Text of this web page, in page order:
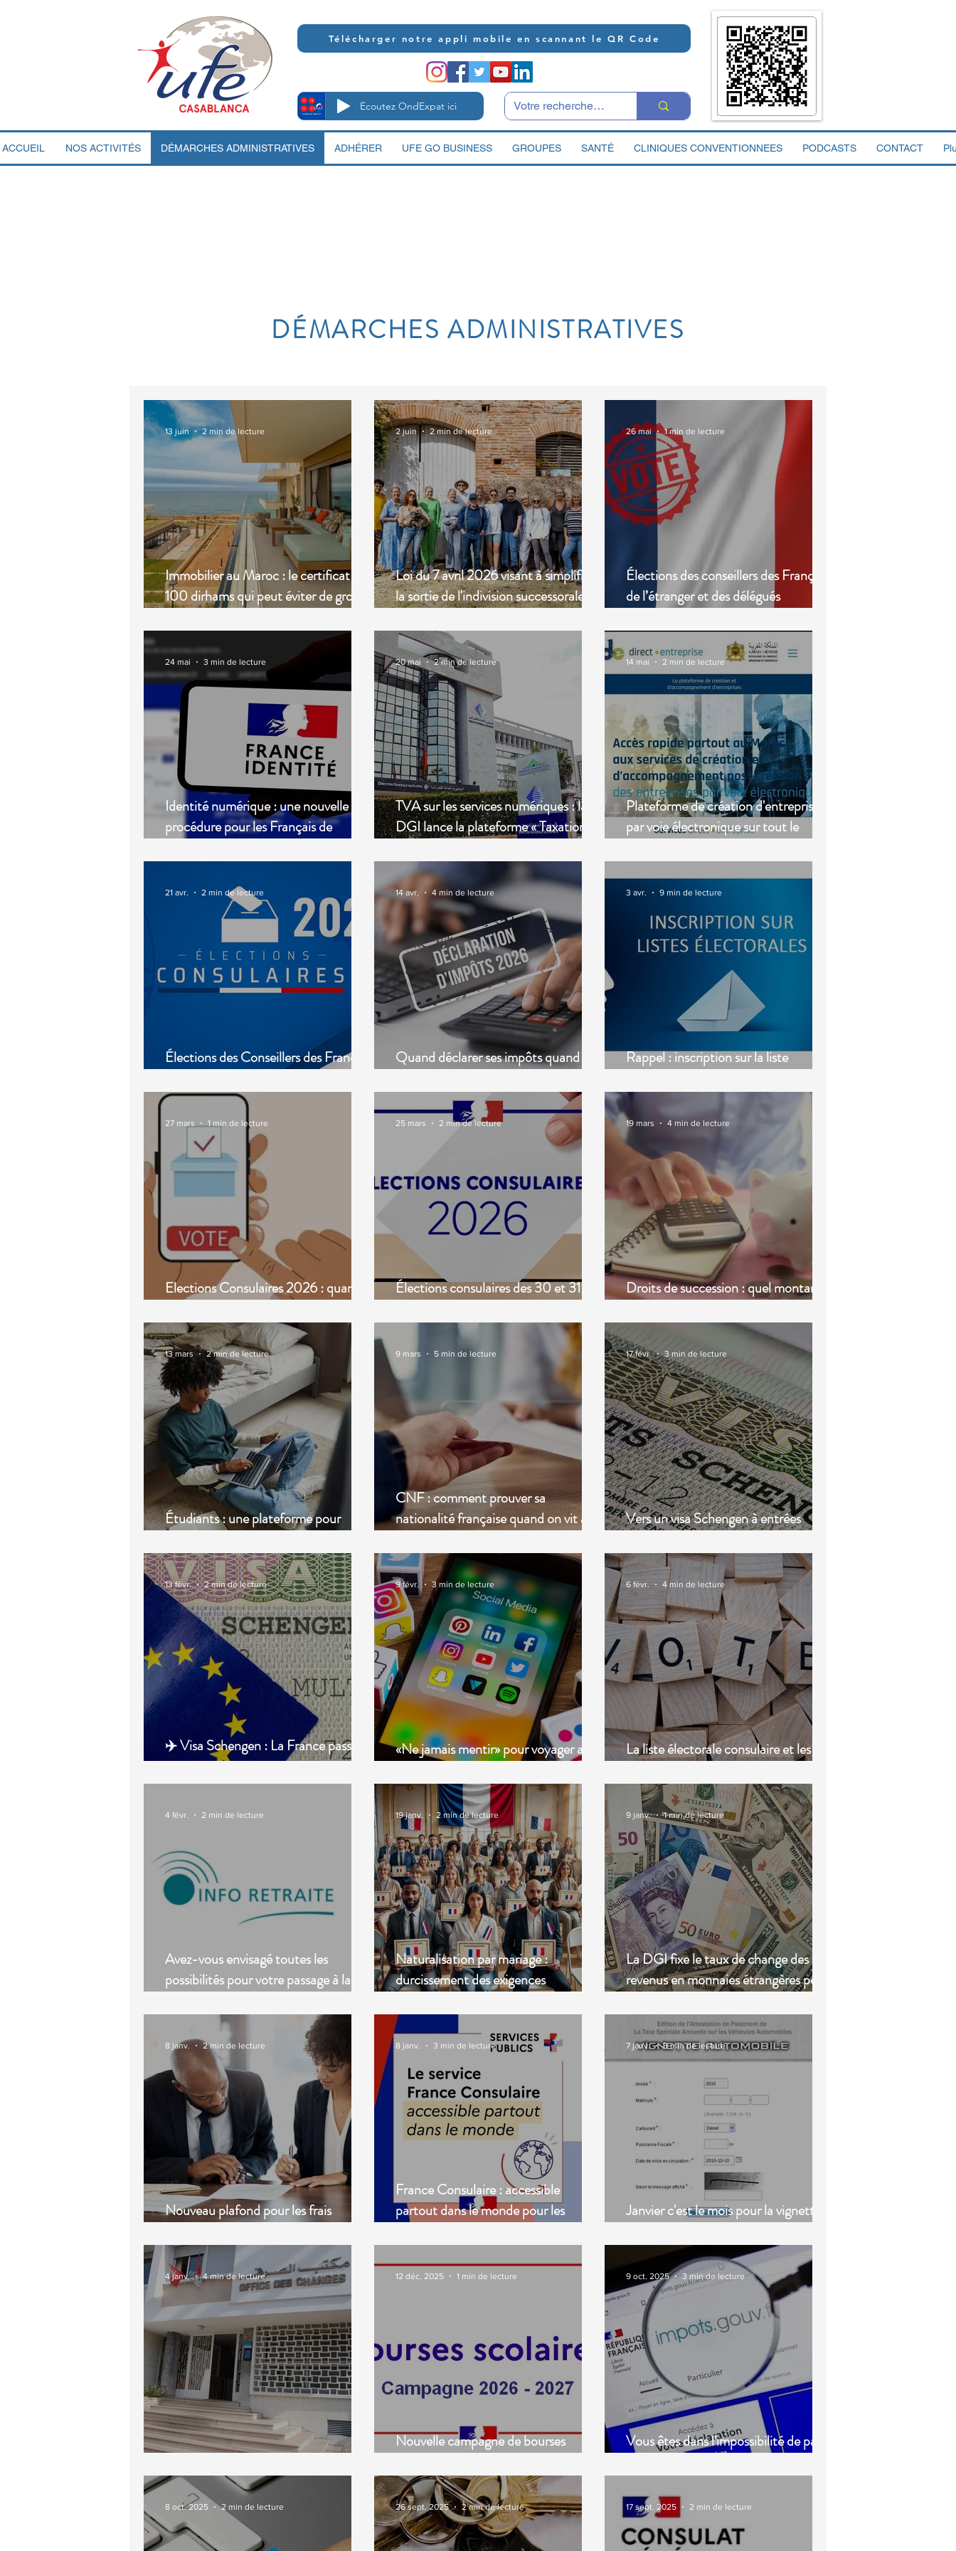
Télécharger notre appli mobile en scannant le QR Code
Écoutez OndExpat ici
ACCUEIL NOS ACTIVITÉS DÉMARCHES ADMINISTRATIVES ADHÉRER UFE GO BUSINESS GROUPES SANTÉ CLINIQUES CONVENTIONNEES PODCASTS CONTACT
DÉMARCHES ADMINISTRATIVES
Immobilier au Maroc : le certificat à
100 dirhams qui peut éviter de gros
13 juin 2 min de lecture
Loi du 7 avril 2026 visant à simplifier
la sortie de l'indivision successorale et
2 juin 2 min de lecture
Élections des conseillers des Français
de l’étranger et des délégués
ouvert !
26 mai 1 min de lecture
Identité numérique : une nouvelle
procédure pour les Français de
24 mai 3 min de lecture
TVA sur les services numériques : la
DGI lance la plateforme « Taxation on
20 mai 2 min de lecture
Plateforme de création d'entreprises
par voie électronique sur tout le
14 mai 2 min de lecture
Élections des Conseillers des Français
21 avr. 2 min de lecture
Quand déclarer ses impôts quand on
14 avr. 4 min de lecture
Rappel : inscription sur la liste
3 avr. 9 min de lecture
Elections Consulaires 2026 : quand
27 mars 1 min de lecture
Élections consulaires des 30 et 31 mai
25 mars 2 min de lecture
Droits de succession : quel montant
19 mars 4 min de lecture
Étudiants : une plateforme pour
13 mars 2 min de lecture
CNF : comment prouver sa
nationalité française quand on vit à
9 mars 5 min de lecture
Vers un visa Schengen à entrées
17 févr. 3 min de lecture
✈️ Visa Schengen : La France passe
13 févr. 2 min de lecture
«Ne jamais mentir» pour voyager aux
9 févr. 3 min de lecture
La liste électorale consulaire et les
6 févr. 4 min de lecture
Avez-vous envisagé toutes les
possibilités pour votre passage à la
4 févr. 2 min de lecture
Naturalisation par mariage :
durcissement des exigences
2025)
19 janv. 2 min de lecture
La DGI fixe le taux de change des
revenus en monnaies étrangères pour
9 janv. 1 min de lecture
Nouveau plafond pour les frais
8 janv. 2 min de lecture
France Consulaire : accessible
partout dans le monde pour les
8 janv. 3 min de lecture
Janvier c'est le mois pour la vignette
7 janv. 3 min de lecture
4 janv. 4 min de lecture
Nouvelle campagne de bourses
12 déc. 2025 1 min de lecture
Vous êtes dans l'impossibilité de payer
9 oct. 2025 3 min de lecture
8 oct. 2025 2 min de lecture 26 sept. 2025 2 min de lecture 17 sept. 2025 2 min de lecture